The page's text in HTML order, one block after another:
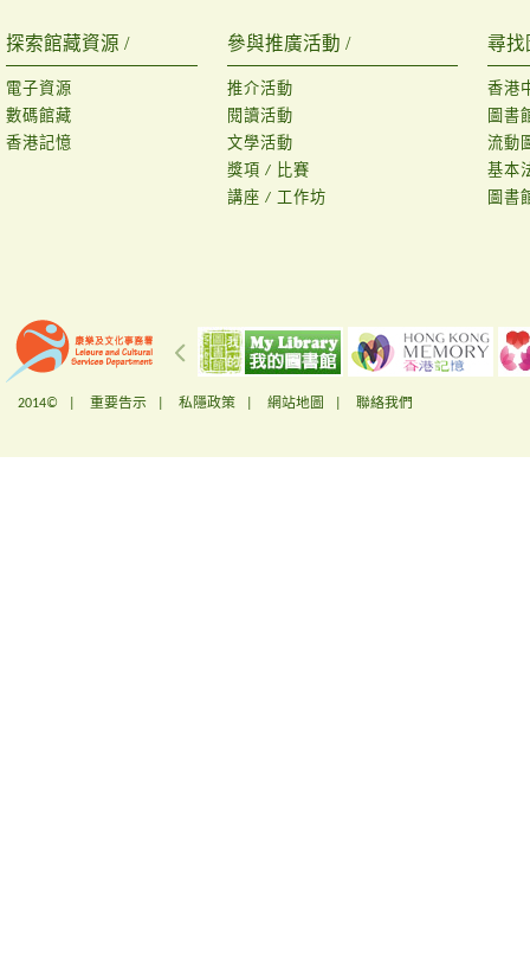
探索館藏資源 /
電子資源
數碼館藏
香港記憶
參與推廣活動 /
推介活動
閱讀活動
文學活動
獎項 / 比賽
講座 / 工作坊
尋找
香港
圖書
流動
基本
圖書
2014© | 重要告示 私隱政策 網站地圖 聯絡我們